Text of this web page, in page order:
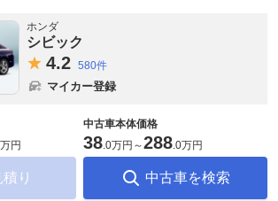
ホンダ
シビック
4.2 580件
マイカー登録
円
り
中古車本体価格
38.0万円 ～288.0万円
中古車を検索